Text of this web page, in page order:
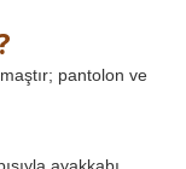
pantolon ve